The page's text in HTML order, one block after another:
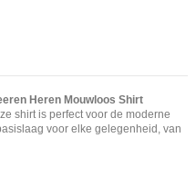
Heren Mouwloos Shirt
shirt is perfect voor de moderne
voor elke gelegenheid, van